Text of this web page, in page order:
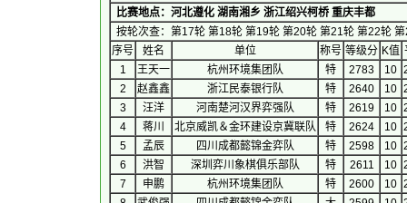
比赛地点：河北遵化 湖南湘乡 浙江绍兴柯桥 重庆丰都
按轮次查： 第17轮 第18轮 第19轮 第20轮 第21轮 第22轮
序号
姓名 单位 称号 等级分 K值
1
王天一 杭州环境集团队 特 2783 10
2
赵鑫鑫 浙江民泰银行队 特 2640 10
3
汪洋 河南楚河汉界弈强队 特 2619 10
4
蒋川 北京威凯＆金环建设京冀联队 特 2624 10
5
孟辰 四川成都懿锦金弈队 特 2598 10
6
洪智 深圳弈川象棋俱乐部队 特 2611 10
7
申鹏 杭州环境集团队 特 2600 10